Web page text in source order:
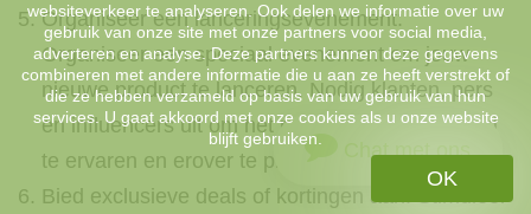
Organiseer een lanceringsevenement:
Organiseer een speciaal evenement om jouw
nieuwe product te lanceren. Nodig klanten, pers
en influencers uit om het product uit eerste hand
te ervaren en erover te praten.
Bied exclusieve deals of kortingen aan: Stimuleer
Chat met ons
websiteverkeer te analyseren. Ook delen we informatie over uw
gebruik van onze site met onze partners voor social media,
adverteren en analyse. Deze partners kunnen deze gegevens
combineren met andere informatie die u aan ze heeft verstrekt of
die ze hebben verzameld op basis van uw gebruik van hun
services. U gaat akkoord met onze cookies als u onze website
blijft gebruiken.
OK